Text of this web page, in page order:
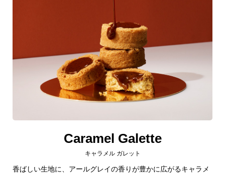
Caramel Galette
キャラメル ガレット
香ばしい生地に、アールグレイの香りが豊かに広がるキャラメ